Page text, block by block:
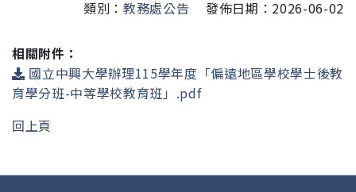
類別： 教務處公告 發佈日期：2026-06-02
相關附件：
國立中興大學辦理115學年度「偏遠地區學校學士後教
育學分班-中等學校教育班」.pdf
回上頁